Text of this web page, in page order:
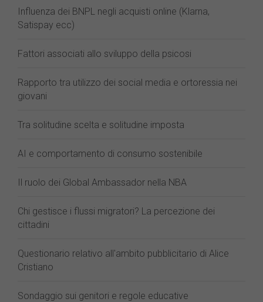
Influenza dei BNPL negli acquisti online (Klarna,
Satispay ecc)
Fattori associati allo sviluppo della psicosi
Rapporto tra utilizzo dei social media e ortoressia nei
giovani
Tra solitudine scelta e solitudine imposta
AI e comportamento di consumo sostenibile
Il ruolo dei Global Ambassador nella NBA
Chi gestisce i flussi migratori? La percezione dei
cittadini
Questionario relativo all'ambito pubblicitario di Alice
Cristiano
Sondaggio sui genitori e regole educative